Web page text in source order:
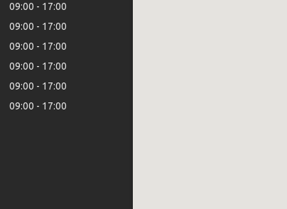
09:00
17:00
09:00
17:00
09:00
17:00
09:00
17:00
09:00
17:00
09:00 17:00